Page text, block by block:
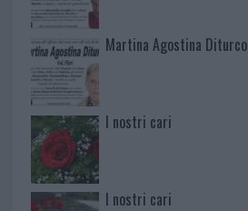
Martina Agostina Diturco
I nostri cari
I nostri cari